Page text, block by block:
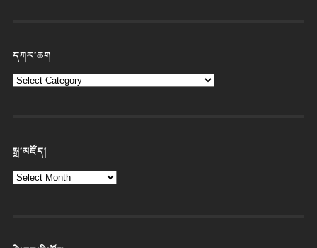
དཀར་ཆག
སྒྲ་མཛོད།